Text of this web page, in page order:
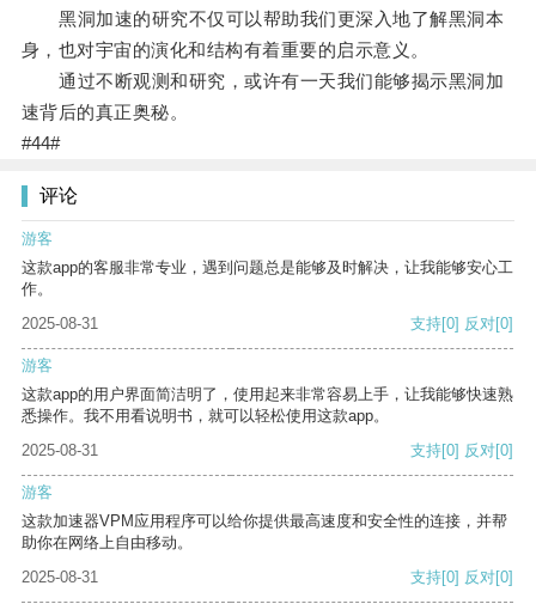
黑洞加速的研究不仅可以帮助我们更深入地了解黑洞本
身，也对宇宙的演化和结构有着重要的启示意义。
通过不断观测和研究，或许有一天我们能够揭示黑洞加
速背后的真正奥秘。
#44#
评论
游客
这款app的客服非常专业，遇到问题总是能够及时解决，让我能够安心工
作。
2025-08-31
支持[0] 反对[0]
游客
这款app的用户界面简洁明了，使用起来非常容易上手，让我能够快速熟
悉操作。我不用看说明书，就可以轻松使用这款app。
2025-08-31
支持[0] 反对[0]
游客
这款加速器VPM应用程序可以给你提供最高速度和安全性的连接，并帮
助你在网络上自由移动。
2025-08-31
支持[0] 反对[0]